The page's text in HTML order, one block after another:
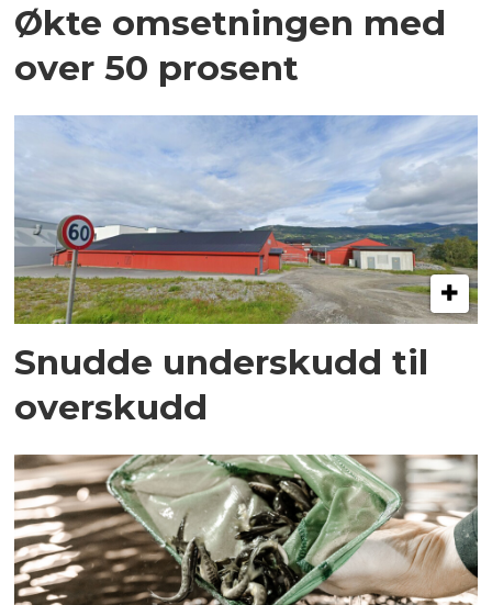
Økte omsetningen med
over 50 prosent
Snudde underskudd til
overskudd